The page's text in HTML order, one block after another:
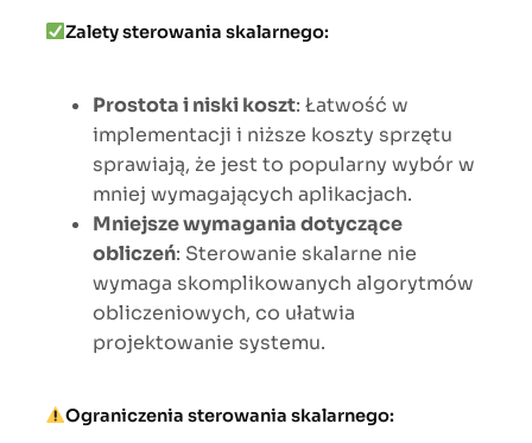
Zalety sterowania skalarnego:
Prostota i niski koszt: Łatwość w
implementacji i niższe koszty sprzętu
sprawiają, że jest to popularny wybór w
mniej wymagających aplikacjach.
Mniejsze wymagania dotyczące
obliczeń: Sterowanie skalarne nie
wymaga skomplikowanych algorytmów
obliczeniowych, co ułatwia
projektowanie systemu.
Ograniczenia sterowania skalarnego: